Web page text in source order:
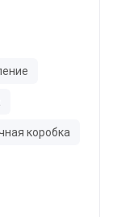
коробка